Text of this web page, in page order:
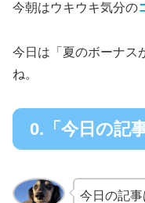
今朝はウキウキ気分の
今日は「夏のボーナス
ね。
0.「今日の記
今日の記